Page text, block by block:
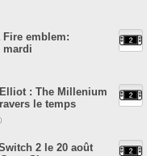
Fire emblem:
mardi
: The Millenium
le temps
2 le 20 août